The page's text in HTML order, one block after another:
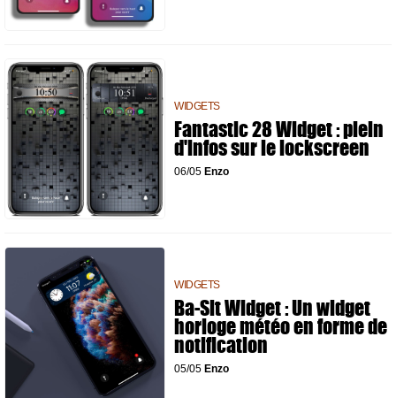
WIDGETS
Fantastic 28 Widget : plein
d'infos sur le lockscreen
06/05 Enzo
WIDGETS
Ba-Sit Widget : Un widget
horloge météo en forme de
notification
05/05 Enzo